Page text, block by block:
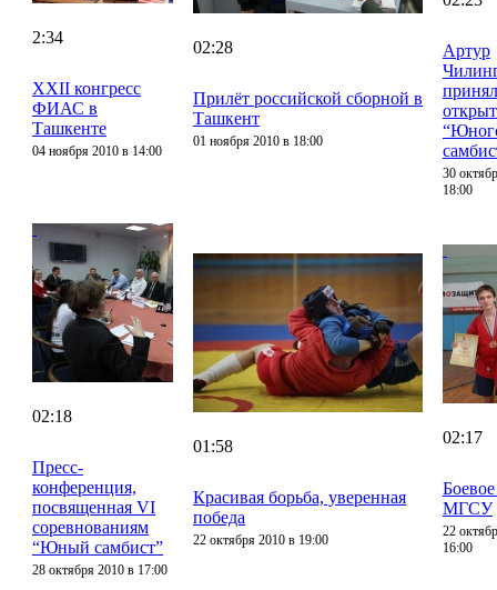
2:34
XXII конгресс
ФИАС в
Ташкенте
04 ноября 2010 в 14:00
02:28
Прилёт российской сборной в
Ташкент
01 ноября 2010 в 18:00
Артур
30
18:00
02:18
Пресс-
конференция,
посвященная VI
соревнованиям
“Юный самбист”
28 октября 2010 в 17:00
01:58
Красивая борьба, уверенная
победа
22 октября 2010 в 19:00
02:17
МГСУ
22
16:00